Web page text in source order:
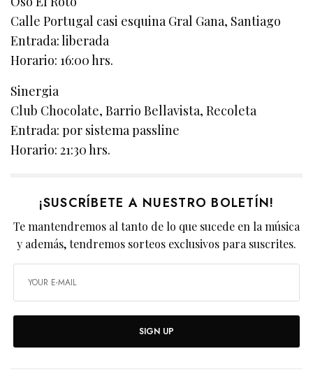
Calle Portugal casi esquina Gral Gana, Santiago
Entrada: liberada
Horario: 16:00 hrs.
Sinergia
Club Chocolate, Barrio Bellavista, Recoleta
Entrada: por sistema passline
Horario: 21:30 hrs.
¡SUSCRÍBETE A NUESTRO BOLETÍN!
Te mantendremos al tanto de lo que sucede en la música
y además, tendremos sorteos exclusivos para suscrites.
SIGN UP